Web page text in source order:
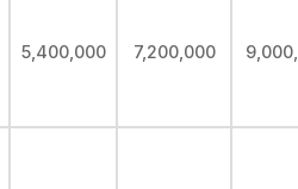
5,400,000 7,200,000